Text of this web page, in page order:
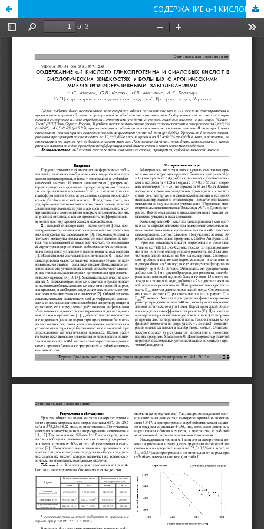
СОДЕРЖАНИЕ α-1 КИСЛОГО ГЛИКОПРОТЕИНА И СИАЛОВЫХ КИСЛОТ ВБИОЛОГИЧЕСКИХ ЖИДКОСТЯХ У БОЛЬНЫХ С ХРОНИЧЕСКИМИМИЕЛОПРОЛИФЕРАТИВНЫМИ ЗАБОЛЕВАНИЯМИ